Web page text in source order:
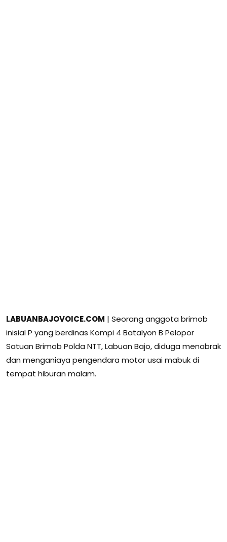
LABUANBAJOVOICE.COM | Seorang anggota brimob
inisial P yang berdinas Kompi 4 Batalyon B Pelopor
Satuan Brimob Polda NTT, Labuan Bajo, diduga menabrak
dan menganiaya pengendara motor usai mabuk di
tempat hiburan malam.